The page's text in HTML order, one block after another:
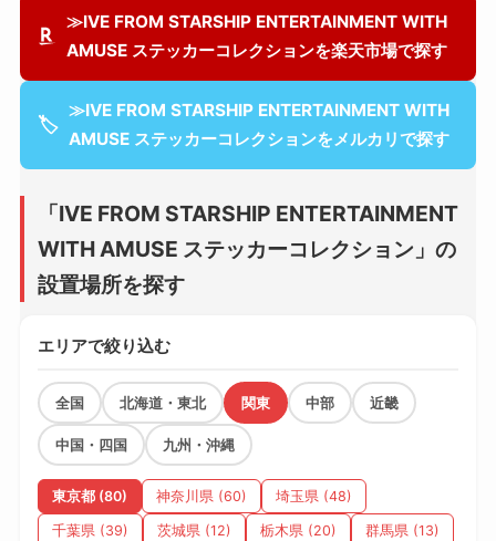
≫IVE FROM STARSHIP ENTERTAINMENT WITH
AMUSE ステッカーコレクションを楽天市場で探す
🏷
≫IVE FROM STARSHIP ENTERTAINMENT WITH
AMUSE ステッカーコレクションをメルカリで探す
「IVE FROM STARSHIP ENTERTAINMENT
WITH AMUSE ステッカーコレクション」の
設置場所を探す
エリアで絞り込む
全国 北海道・東北 関東 中部 近畿
中国・四国 九州・沖縄
東京都 (80) 神奈川県 (60) 埼玉県 (48)
千葉県 (39) 茨城県 (12) 栃木県 (20) 群馬県 (13)